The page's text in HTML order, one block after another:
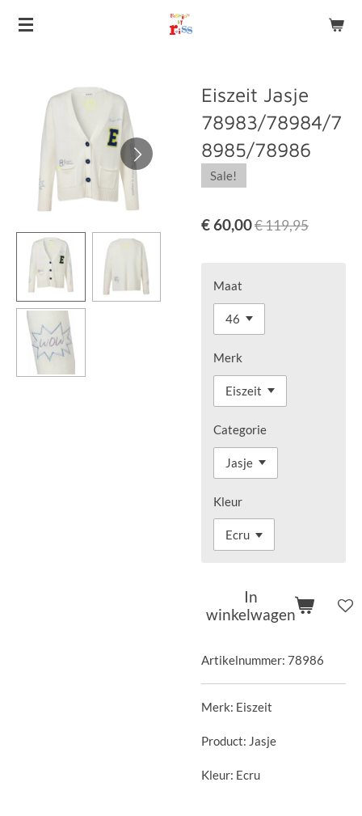
Ga
hoofdinhoud
Eiszeit Jasje
78983/78984/7
8985/78986
Sale!
€ 60,00€ 119,95
Maat
Merk
Categorie
Kleur
In
winkelwagen
Artikelnummer: 78986
Merk: Eiszeit
Product: Jasje
Kleur: Ecru